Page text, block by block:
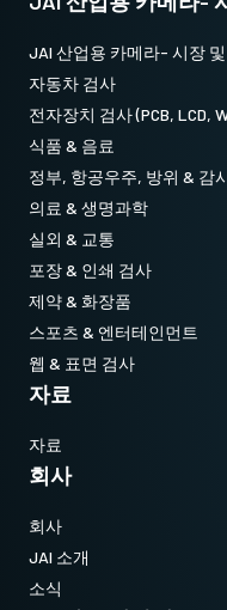
JAI 산업용 카메라- 시장
자동차 검사
전자장치 검사 (PCB, LCD,
식품 & 음료
정부, 항공우주, 방위 & 감
의료 & 생명과학
실외 & 교통
포장 & 인쇄 검사
제약 & 화장품
스포츠 & 엔터테인먼트
웹 & 표면 검사
자료
자료
회사
회사
JAI 소개
소식